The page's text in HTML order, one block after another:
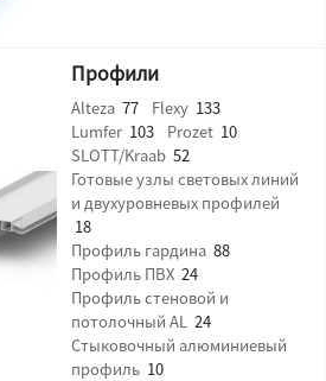
Профили
Alteza 77 Flexy 133
Lumfer 103 Prozet 10
SLOTT/Kraab 52
Готовые узлы световых линий
и двухуровневых профилей
18
Профиль гардина 88
Профиль ПВХ 24
Профиль стеновой и
потолочный AL 24
Стыковочный алюминиевый
профиль 10